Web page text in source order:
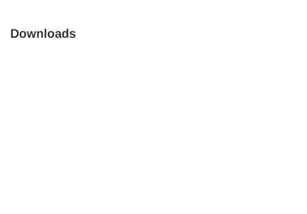
Downloads